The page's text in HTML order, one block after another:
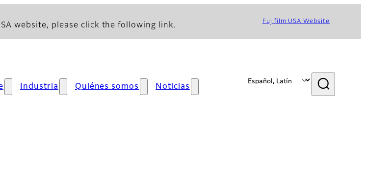
website, please click the following link. Fujifilm USA Website
Industria Quiénes somos Noticias